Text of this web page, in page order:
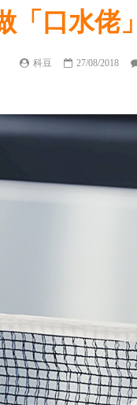
「口水佬
科豆 27/08/2018